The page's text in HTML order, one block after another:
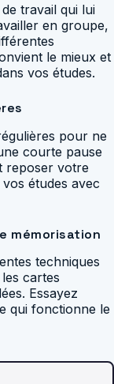
travail qui lui
en groupe,
le mieux et
vos études.
pour ne
courte pause
reposer votre
études avec
mémorisation
techniques
cartes
Essayez
qui fonctionne le